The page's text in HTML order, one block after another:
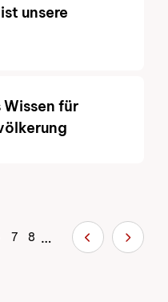
unsere
für
Vorherige
Page
7 Page
8 …